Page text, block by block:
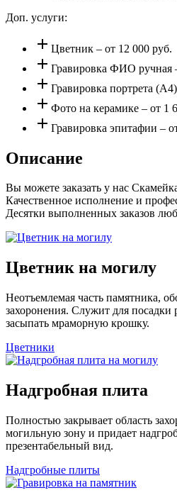
Доп. услуги:
add Цветник – от 12 000 руб.
add Гравировка ФИО ручная
add Гравировка портрета
add Фото на керамике – от 1
add Гравировка эпитафии –
Описание
Вы можете заказать у нас
Качественное исполнение и
Десятки выполненных заказов
Цветник на могилу
Неотъемлемая часть памятника,
захоронения. Служит для
засыпать мраморную крошку.
Цветники
Надгробная плита
Полностью закрывает область
могильную зону и придает
презентабельный вид.
Надгробные плиты